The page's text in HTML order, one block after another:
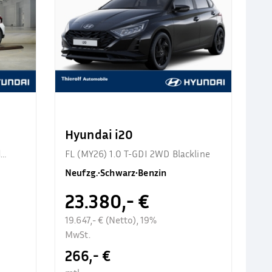
Hyundai i20
FL (MY26) 1.0 T-GDI 2WD Blackline
Neufzg.•Schwarz•Benzin
23.380,- €
19.647,- € (Netto), 19%
MwSt.
266,- €